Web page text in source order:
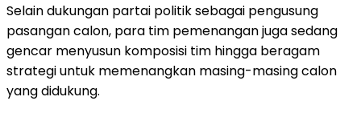
Selain dukungan partai politik sebagai pengusung
pasangan calon, para tim pemenangan juga sedang
gencar menyusun komposisi tim hingga beragam
strategi untuk memenangkan masing-masing calon
yang didukung.